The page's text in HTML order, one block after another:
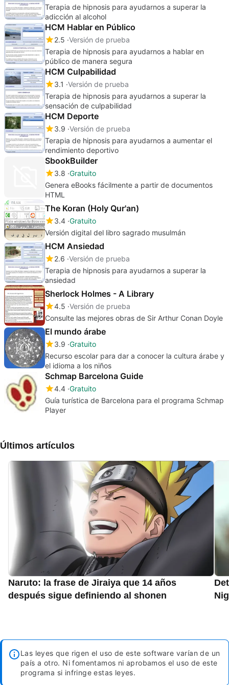
Terapia de hipnosis para ayudarnos a superar la
adicción al alcohol
HCM Hablar en Público
2.5 Versión de prueba
Terapia de hipnosis para ayudarnos a hablar en
público de manera segura
HCM Culpabilidad
3.1 Versión de prueba
Terapia de hipnosis para ayudarnos a superar la
sensación de culpabilidad
HCM Deporte
3.9 Versión de prueba
Terapia de hipnosis para ayudarnos a aumentar el
rendimiento deportivo
SbookBuilder
3.8 Gratuito
Genera eBooks fácilmente a partir de documentos
HTML
The Koran (Holy Qur'an)
3.4 Gratuito
Versión digital del libro sagrado musulmán
HCM Ansiedad
2.6 Versión de prueba
Terapia de hipnosis para ayudarnos a superar la
ansiedad
Sherlock Holmes - A Library
4.5 Versión de prueba
Consulte las mejores obras de Sir Arthur Conan Doyle
El mundo árabe
3.9 Gratuito
Recurso escolar para dar a conocer la cultura árabe y
el idioma a los niños
Schmap Barcelona Guide
4.4 Gratuito
Guía turística de Barcelona para el programa Schmap
Player
Últimos artículos
Naruto: la frase de Jiraiya que 14 años
después sigue definiendo al shonen
Las leyes que rigen el uso de este software varían de un
país a otro. Ni fomentamos ni aprobamos el uso de este
programa si infringe estas leyes.